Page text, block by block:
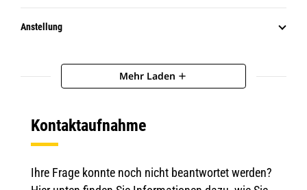
Anstellung
Mehr Laden add
Kontaktaufnahme
Ihre Frage konnte noch nicht beantwortet werden?